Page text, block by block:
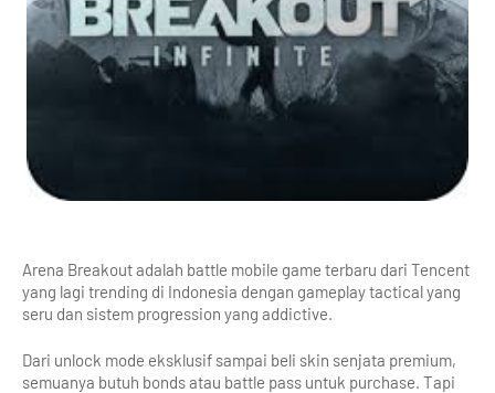
Arena Breakout adalah battle mobile game terbaru dari Tencent
yang lagi trending di Indonesia dengan gameplay tactical yang
seru dan sistem progression yang addictive.
Dari unlock mode eksklusif sampai beli skin senjata premium,
semuanya butuh bonds atau battle pass untuk purchase. Tapi